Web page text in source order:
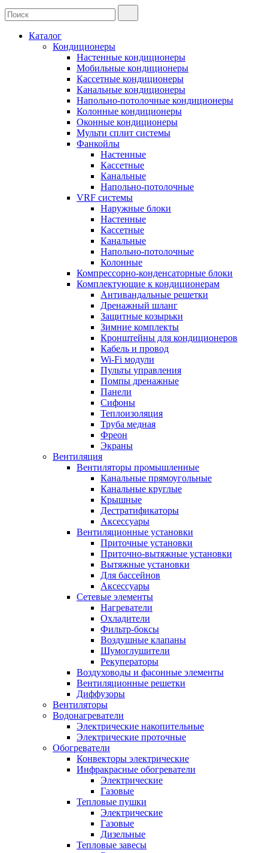
Каталог
Кондиционеры
Настенные кондиционеры
Мобильные кондиционеры
Кассетные кондиционеры
Канальные кондиционеры
Напольно-потолочные кондиционеры
Колонные кондиционеры
Оконные кондиционеры
Мульти сплит системы
Фанкойлы
Настенные
Кассетные
Канальные
Напольно-потолочные
VRF системы
Наружные блоки
Настенные
Кассетные
Канальные
Напольно-потолочные
Колонные
Компрессорно-конденсаторные блоки
Комплектующие к кондиционерам
Антивандальные решетки
Дренажный шланг
Защитные козырьки
Зимние комплекты
Кронштейны для кондиционеров
Кабель и провод
Wi-Fi модули
Пульты управления
Помпы дренажные
Панели
Сифоны
Теплоизоляция
Труба медная
Фреон
Экраны
Вентиляция
Вентиляторы промышленные
Канальные прямоугольные
Канальные круглые
Крышные
Дестратификаторы
Аксессуары
Вентиляционные установки
Приточные установки
Приточно-вытяжные установки
Вытяжные установки
Для бассейнов
Аксессуары
Сетевые элементы
Нагреватели
Охладители
Фильтр-боксы
Воздушные клапаны
Шумоглушители
Рекуператоры
Воздуховоды и фасонные элементы
Вентиляционные решетки
Диффузоры
Вентиляторы
Водонагреватели
Электрические накопительные
Электрические проточные
Обогреватели
Конвекторы электрические
Инфракрасные обогреватели
Электрические
Газовые
Тепловые пушки
Электрические
Газовые
Дизельные
Тепловые завесы